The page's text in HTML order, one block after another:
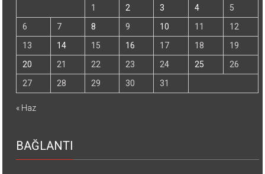
1
2 3 4
5
6
7 8 9 10 11
12
13
14 15 16 17 18
19
20
21 22 23 24 25
26
27
28 29 30 31
« Haz
BAĞLANTI